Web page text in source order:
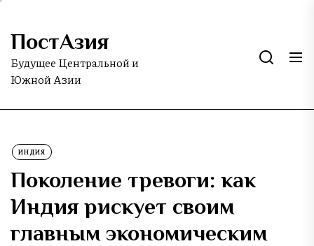
Skip
the
content
ПостАзия
Будущее Центральной и
Южной Азии
ИНДИЯ
Поколение тревоги: как
Индия рискует своим
главным экономическим